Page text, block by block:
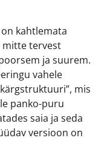
kahtlemata
mitte tervest
ja suurem.
vahele
mis
panko-puru
saia ja seda
versioon on